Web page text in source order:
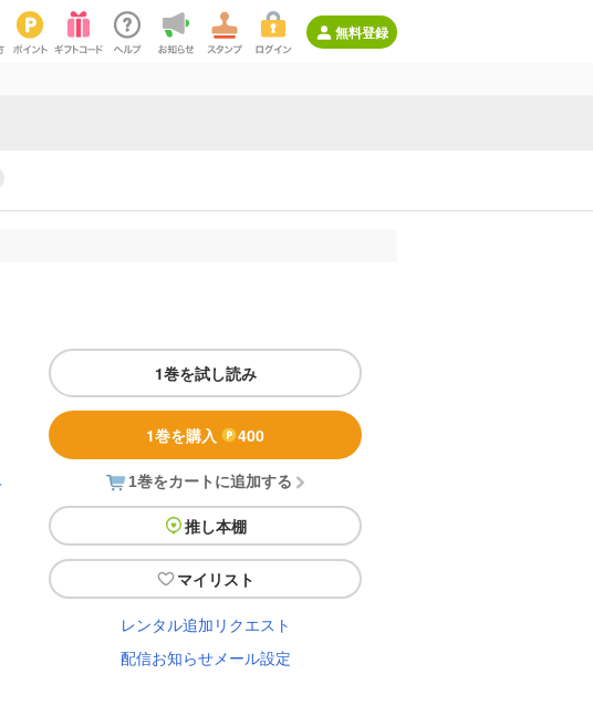
無料登録
1巻を試し読み
1巻を購入 400
1巻をカートに追加する
推し本棚
マイリスト
レンタル追加リクエスト
配信お知らせメール設定